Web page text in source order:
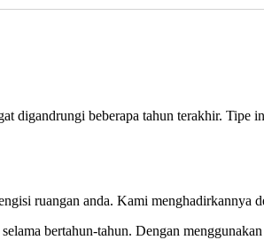
digandrungi beberapa tahun terakhir.
ruangan anda. Kami menghadirkannya
bertahun-tahun. Dengan